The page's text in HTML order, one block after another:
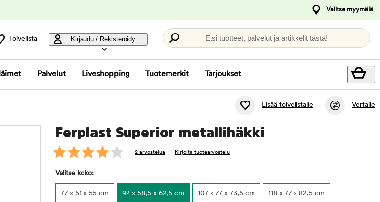
Valitse myymälä
Toivelista Kirjaudu / Rekisteröidy Etsi tuotteet, palvelut ja artikkelit tästä!
Palvelut Liveshopping Tuotemerkit Tarjoukset
Lisää toivelistalle Vertaile
Ferplast Superior metallihäkki
2 arvostelua Kirjoita tuotearvostelu
Valitse koko:
77 x 51 x 55 cm 92 x 58,5 x 62,5 cm 107 x 77 x 73,5 cm 118 x 77 x 82,5 cm